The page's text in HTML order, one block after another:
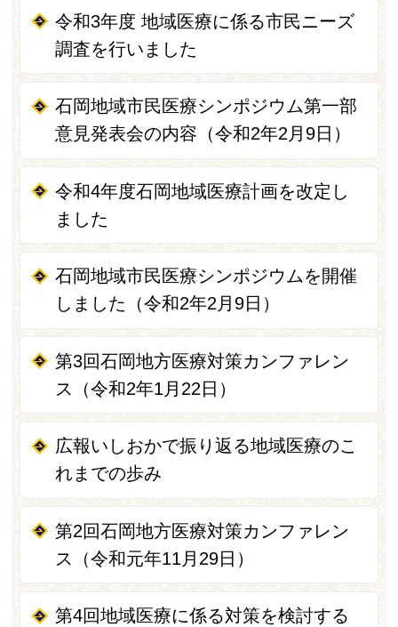
令和3年度 地域医療に係る市民ニーズ
調査を行いました
石岡地域市民医療シンポジウム第一部
意見発表会の内容（令和2年2月9日）
令和4年度石岡地域医療計画を改定し
ました
石岡地域市民医療シンポジウムを開催
しました（令和2年2月9日）
第3回石岡地方医療対策カンファレン
ス（令和2年1月22日）
広報いしおかで振り返る地域医療のこ
れまでの歩み
第2回石岡地方医療対策カンファレン
ス（令和元年11月29日）
第4回地域医療に係る対策を検討する